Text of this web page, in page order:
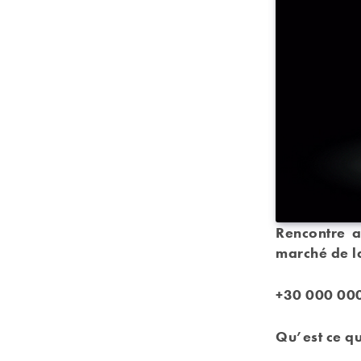
Rencontre
marché de
+30 000
Qu’est ce